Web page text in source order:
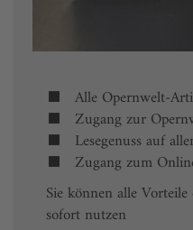
Alle Opernwelt-
Zugang zur
Lesegenuss auf
Zugang zum
Sie können alle Vorteile
sofort nutzen